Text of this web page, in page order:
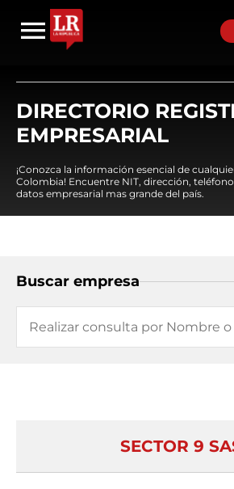
DIRECTORIO
EMPRESARIAL
¡Conozca la información esencial de
Colombia! Encuentre NIT, dirección,
datos empresarial mas grande del país.
Buscar empresa
SECTOR 9